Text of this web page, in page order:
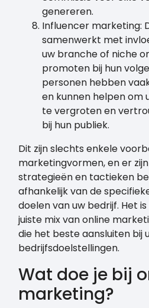
genereren.
Influencer marketing:
samenwerkt met
uw branche of niche
promoten bij hun
personen hebben
en kunnen helpen om
te vergroten en
bij hun publiek.
Dit zijn slechts enkele
marketingvormen, en er
strategieën en tactieken
afhankelijk van de
doelen van uw bedrijf. Het
juiste mix van online
die het beste aansluiten bij
bedrijfsdoelstellingen.
Wat doe je bij
marketing?